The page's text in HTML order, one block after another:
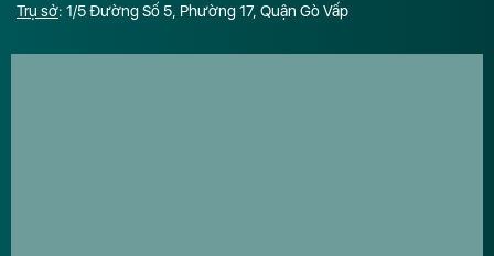
Trụ sở: 1/5 Đường Số 5, Phường 17, Quận Gò Vấp